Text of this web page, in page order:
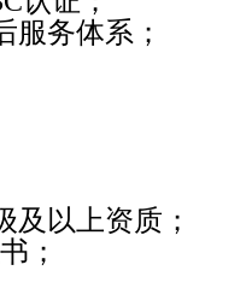
服务体系；
及以上资质；
；